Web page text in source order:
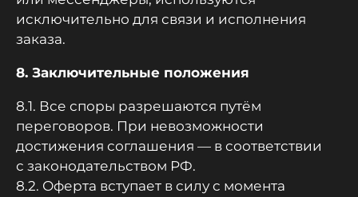
исключительно для связи и исполнения
заказа.
8. Заключительные положения
8.1. Все споры разрешаются путём
переговоров. При невозможности
достижения соглашения — в соответствии
с законодательством РФ.
8.2. Оферта вступает в силу с момента